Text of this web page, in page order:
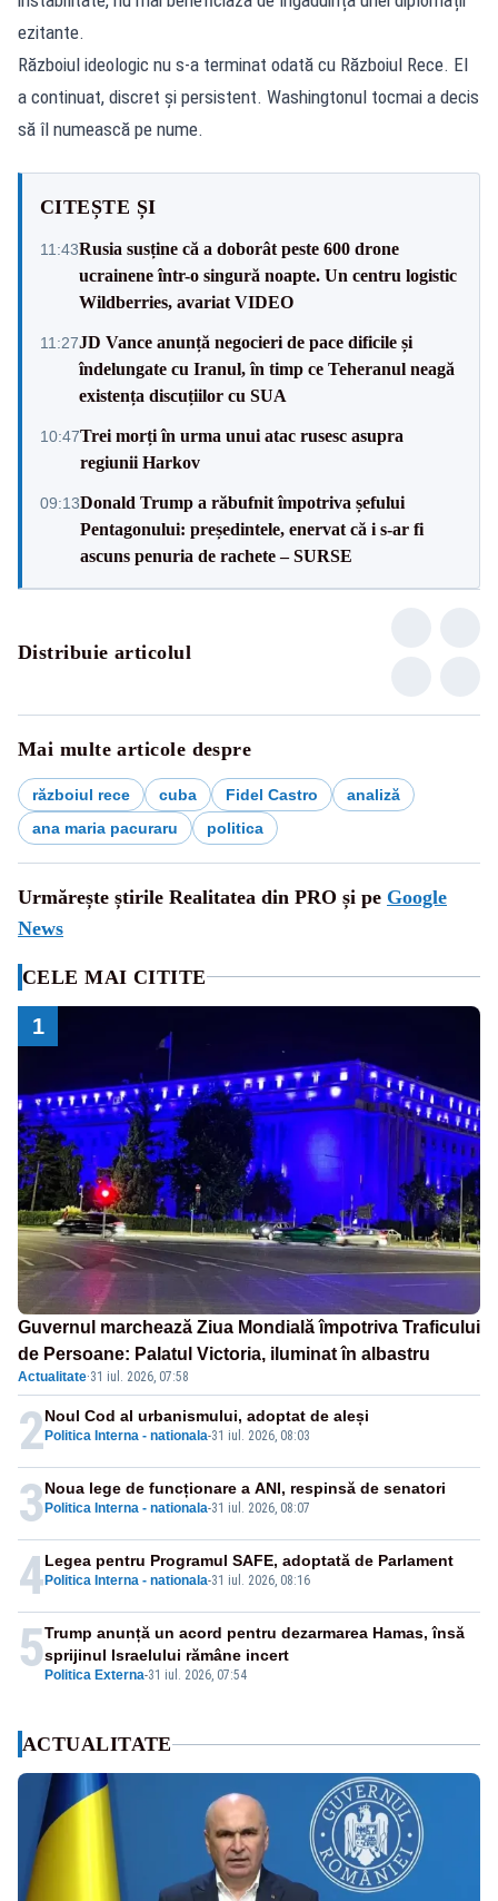
ezitante.
Războiul ideologic nu s-a terminat odată cu Războiul Rece. El
a continuat, discret și persistent. Washingtonul tocmai a decis
să îl numească pe nume.
CITEȘTE ȘI
11:43Rusia susține că a doborât peste 600 drone
ucrainene într-o singură noapte. Un centru logistic
Wildberries, avariat VIDEO
11:27JD Vance anunță negocieri de pace dificile și
îndelungate cu Iranul, în timp ce Teheranul neagă
existența discuțiilor cu SUA
10:47Trei morți în urma unui atac rusesc asupra
regiunii Harkov
09:13Donald Trump a răbufnit împotriva șefului
Pentagonului: președintele, enervat că i s-ar fi
ascuns penuria de rachete – SURSE
Distribuie articolul
Mai multe articole despre
războiul rece cuba Fidel Castro
analiză
ana maria pacuraru
politica
Urmărește știrile Realitatea din PRO și pe Google
News
CELE MAI CITITE
1
Guvernul marchează Ziua Mondială împotriva Traficului
de Persoane: Palatul Victoria, iluminat în albastru
Actualitate·31 iul. 2026, 07:58
2 Politica Interna - nationala-31 iul. 2026, 08:03
Noul Cod al urbanismului, adoptat de aleși
3 Politica Interna - nationala-31 iul. 2026, 08:07
Noua lege de funcționare a ANI, respinsă de senatori
4 Politica Interna - nationala-31 iul. 2026, 08:16
Legea pentru Programul SAFE, adoptată de Parlament
5 Politica Externa-31 iul. 2026, 07:54
Trump anunță un acord pentru dezarmarea Hamas, însă
sprijinul Israelului rămâne incert
ACTUALITATE